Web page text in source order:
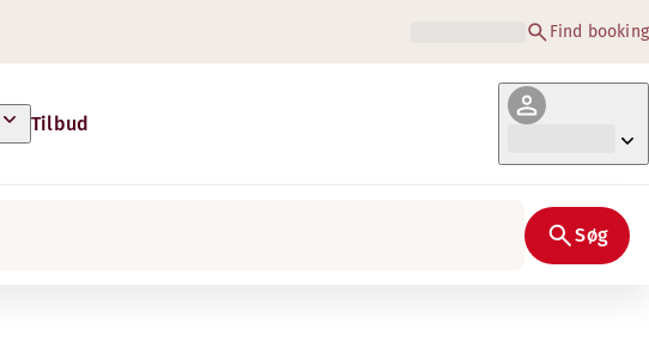
Find booking
Tilbud
Søg